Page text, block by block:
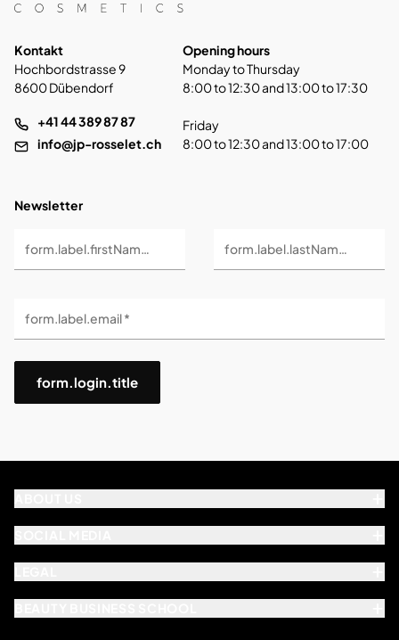
Kontakt
Hochbordstrasse 9
8600 Dübendorf
+41 44 389 87 87
info@jp-rosselet.ch
Opening hours
Monday to Thursday
8:00 to 12:30 and 13:00 to 17:30
Friday
8:00 to 12:30 and 13:00 to 17:00
Newsletter
form.label.firstName * form.label.lastName *
form.label.email *
form.login.title